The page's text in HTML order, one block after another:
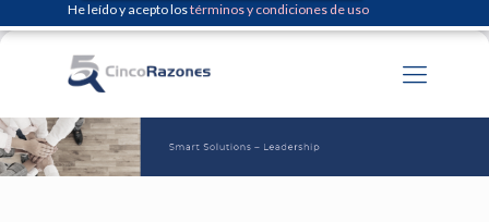
He leído y acepto lostérminos y condiciones de uso